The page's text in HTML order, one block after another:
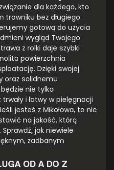
dla każdego, kto
trawniku bez długiego
gotową do użycia
wygląd Twojego
z rolki daje szybki
powierzchnia
Dzięki swojej
oraz solidnemu
nie tylko
i łatwy w pielęgnacji
jesteś z Mikołowa, to nie
na jakość, którą
jak niewiele
zadbanym
OD A DO Z